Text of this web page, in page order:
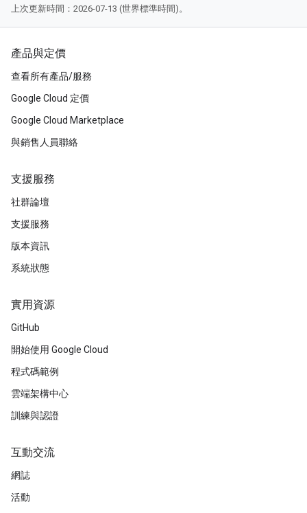
上次更新時間：2026-07-13 (世界標準時間)。
產品與定價
查看所有產品/服務
Google Cloud 定價
Google Cloud Marketplace
與銷售人員聯絡
支援服務
社群論壇
支援服務
版本資訊
系統狀態
實用資源
GitHub
開始使用 Google Cloud
程式碼範例
雲端架構中心
訓練與認證
互動交流
網誌
活動